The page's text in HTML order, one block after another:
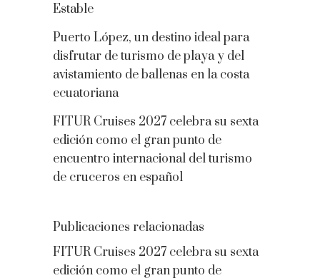
Estable
Puerto López, un destino ideal para
disfrutar de turismo de playa y del
avistamiento de ballenas en la costa
ecuatoriana
FITUR Cruises 2027 celebra su sexta
edición como el gran punto de
encuentro internacional del turismo
de cruceros en español
Publicaciones relacionadas
FITUR Cruises 2027 celebra su sexta
edición como el gran punto de